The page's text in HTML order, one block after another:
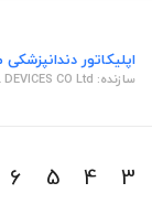
اپلیکاتور دندانپزشکی
سازنده: LAKONG MEDICAL DEVICES CO Ltd
3
4
5
6